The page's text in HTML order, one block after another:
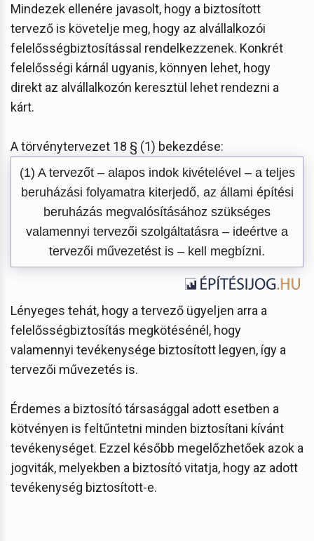
Mindezek ellenére javasolt, hogy a biztosított
tervező is követelje meg, hogy az alvállalkozói
felelősségbiztosítással rendelkezzenek. Konkrét
felelősségi kárnál ugyanis, könnyen lehet, hogy
direkt az alvállalkozón keresztül lehet rendezni a
kárt.
A törvénytervezet 18 § (1) bekezdése:
(1) A tervezőt – alapos indok kivételével – a teljes
beruházási folyamatra kiterjedő, az állami építési
beruházás megvalósításához szükséges
valamennyi tervezői szolgáltatásra – ideértve a
tervezői művezetést is – kell megbízni.
Lényeges tehát, hogy a tervező ügyeljen arra a
felelősségbiztosítás megkötésénél, hogy
valamennyi tevékenysége biztosított legyen, így a
tervezői művezetés is.
Érdemes a biztosító társasággal adott esetben a
kötvényen is feltűntetni minden biztosítani kívánt
tevékenységet. Ezzel később megelőzhetőek azok a
jogviták, melyekben a biztosító vitatja, hogy az adott
tevékenység biztosított-e.